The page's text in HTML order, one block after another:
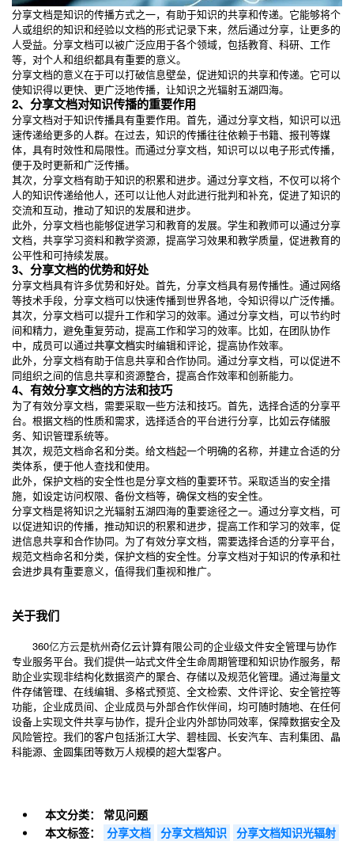
分享文档是知识的传播方式之一，有助于知识的共享和传递。它能够将个
人或组织的知识和经验以文档的形式记录下来，然后通过分享，让更多的
人受益。分享文档可以被广泛应用于各个领域，包括教育、科研、工作
等，对个人和组织都具有重要的意义。
分享文档的意义在于可以打破信息壁垒，促进知识的共享和传递。它可以
使知识得以更快、更广泛地传播，让知识之光辐射五湖四海。
2、分享文档对知识传播的重要作用
分享文档对于知识传播具有重要作用。首先，通过分享文档，知识可以迅
速传递给更多的人群。在过去，知识的传播往往依赖于书籍、报刊等媒
体，具有时效性和局限性。而通过分享文档，知识可以以电子形式传播，
便于及时更新和广泛传播。
其次，分享文档有助于知识的积累和进步。通过分享文档，不仅可以将个
人的知识传递给他人，还可以让他人对此进行批判和补充，促进了知识的
交流和互动，推动了知识的发展和进步。
此外，分享文档也能够促进学习和教育的发展。学生和教师可以通过分享
文档，共享学习资料和教学资源，提高学习效果和教学质量，促进教育的
公平性和可持续发展。
3、分享文档的优势和好处
分享文档具有许多优势和好处。首先，分享文档具有易传播性。通过网络
等技术手段，分享文档可以快速传播到世界各地，令知识得以广泛传播。
其次，分享文档可以提升工作和学习的效率。通过分享文档，可以节约时
间和精力，避免重复劳动，提高工作和学习的效率。比如，在团队协作
中，成员可以通过共享文档实时编辑和评论，提高协作效率。
此外，分享文档有助于信息共享和合作协同。通过分享文档，可以促进不
同组织之间的信息共享和资源整合，提高合作效率和创新能力。
4、有效分享文档的方法和技巧
为了有效分享文档，需要采取一些方法和技巧。首先，选择合适的分享平
台。根据文档的性质和需求，选择适合的平台进行分享，比如云存储服
务、知识管理系统等。
其次，规范文档命名和分类。给文档起一个明确的名称，并建立合适的分
类体系，便于他人查找和使用。
此外，保护文档的安全性也是分享文档的重要环节。采取适当的安全措
施，如设定访问权限、备份文档等，确保文档的安全性。
分享文档是将知识之光辐射五湖四海的重要途径之一。通过分享文档，可
以促进知识的传播，推动知识的积累和进步，提高工作和学习的效率，促
进信息共享和合作协同。为了有效分享文档，需要选择合适的分享平台，
规范文档命名和分类，保护文档的安全性。分享文档对于知识的传承和社
会进步具有重要意义，值得我们重视和推广。
关于我们
360亿方云是杭州奇亿云计算有限公司的企业级文件安全管理与协作
专业服务平台。我们提供一站式文件全生命周期管理和知识协作服务，帮
助企业实现非结构化数据资产的聚合、存储以及规范化管理。通过海量文
件存储管理、在线编辑、多格式预览、全文检索、文件评论、安全管控等
功能，企业成员间、企业成员与外部合作伙伴间，均可随时随地、在任何
设备上实现文件共享与协作，提升企业内外部协同效率，保障数据安全及
风险管控。我们的客户包括浙江大学、碧桂园、长安汽车、吉利集团、晶
科能源、金圆集团等数万人规模的超大型客户。
本文分类：
常见问题
本文标签：
分享文档 分享文档知识 分享文档知识光辐射